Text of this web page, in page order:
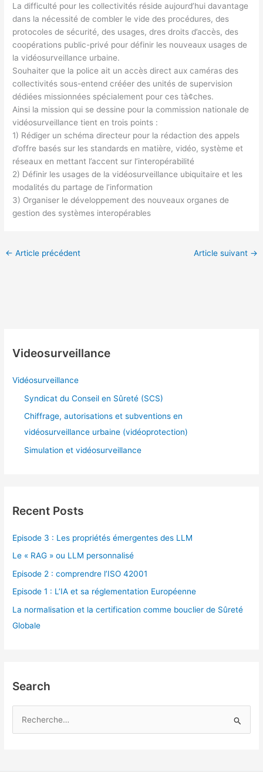
La difficulté pour les collectivités réside aujourd’hui davantage
dans la nécessité de combler le vide des procédures, des
protocoles de sécurité, des usages, dres droits d’accès, des
coopérations public-privé pour définir les nouveaux usages de
la vidéosurveillance urbaine.
Souhaiter que la police ait un accès direct aux caméras des
collectivités sous-entend crééer des unités de supervision
dédiées missionnées spécialement pour ces tà¢ches.
Ainsi la mission qui se dessine pour la commission nationale de
vidéosurveillance tient en trois points :
1) Rédiger un schéma directeur pour la rédaction des appels
d’offre basés sur les standards en matière, vidéo, système et
réseaux en mettant l’accent sur l’interopérabilité
2) Définir les usages de la vidéosurveillance ubiquitaire et les
modalités du partage de l’information
3) Organiser le développement des nouveaux organes de
gestion des systèmes interopérables
← Article précédent Article suivant →
Videosurveillance
Vidéosurveillance
Syndicat du Conseil en Sûreté (SCS)
Chiffrage, autorisations et subventions en
vidéosurveillance urbaine (vidéoprotection)
Simulation et vidéosurveillance
Recent Posts
Episode 3 : Les propriétés émergentes des LLM
Le « RAG » ou LLM personnalisé
Episode 2 : comprendre l’ISO 42001
Episode 1 : L’IA et sa réglementation Européenne
La normalisation et la certification comme bouclier de Sûreté
Globale
Search